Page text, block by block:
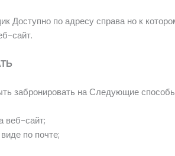
Доступно по адресусправано к
сайт.
забронировать наСледующие
веб-сайт;
по почте;